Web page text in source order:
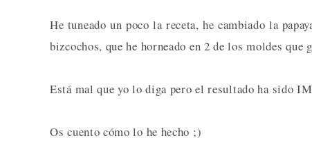
He tuneado un poco la receta, he cambiado la
bizcochos, que he horneado en 2 de los moldes que
Está mal que yo lo diga pero el resultado ha sido
Os cuento cómo lo he hecho ;)